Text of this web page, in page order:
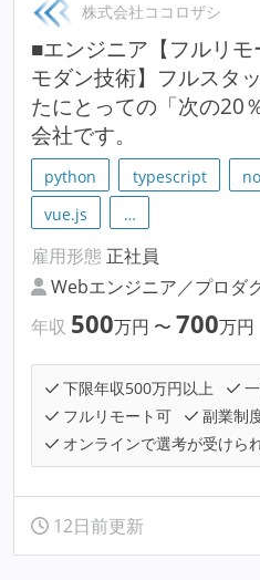
株式会社ココロザシ
■エンジニア【フルリ
モダン技術】フルスタ
たにとっての「次の20
会社です。
python typescript
vue.js
…
雇用形態 正社員
Webエンジニア／プロダ
年収 500万円 〜 700万円
下限年収500万円以上
フルリモート可
副業制
オンラインで選考が受けら
12日前更新